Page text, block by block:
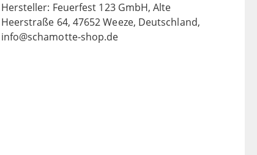
Hersteller: Feuerfest 123 GmbH, Alte
Heerstraße 64, 47652 Weeze, Deutschland,
info@schamotte-shop.de